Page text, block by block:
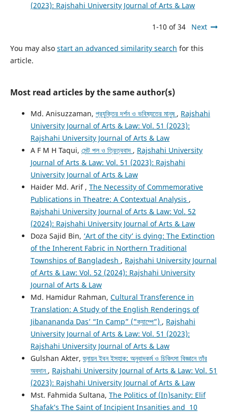
(2023): Rajshahi University Journal of Arts & Law
1-10 of 34 Next
You may also start an advanced similarity search for this
article.
Most read articles by the same author(s)
Md. Anisuzzaman, প্রযুক্তির দর্শন ও ভবিষ্যতের মানুষ , Rajshahi
University Journal of Arts & Law: Vol. 51 (2023):
Rajshahi University Journal of Arts & Law
A F M H Taqui, সেন্ট পল ও ত্রিত্ববাদ , Rajshahi University
Journal of Arts & Law: Vol. 51 (2023): Rajshahi
University Journal of Arts & Law
Haider Md. Arif , The Necessity of Commemorative
Publications in Theatre: A Contextual Analysis ,
Rajshahi University Journal of Arts & Law: Vol. 52
(2024): Rajshahi University Journal of Arts & Law
Doza Sajid Bin, ‘Art of the city’ is dying: The Extinction
of the Inherent Fabric in Northern Traditional
Townships of Bangladesh , Rajshahi University Journal
of Arts & Law: Vol. 52 (2024): Rajshahi University
Journal of Arts & Law
Md. Hamidur Rahman, Cultural Transference in
Translation: A Study of the English Renderings of
Jibanananda Das’ “In Camp” (”ক্যাম্পে”) , Rajshahi
University Journal of Arts & Law: Vol. 51 (2023):
Rajshahi University Journal of Arts & Law
Gulshan Akter,হুনায়ন ইবন ইসহাক: অনুবাদকর্ম ও চিকিৎসা বিজ্ঞানে তাঁর
অবদান , Rajshahi University Journal of Arts & Law: Vol. 51
(2023): Rajshahi University Journal of Arts & Law
Mst. Fahmida Sultana, The Politics of (In)sanity: Elif
Shafak’s The Saint of Incipient Insanities and 10